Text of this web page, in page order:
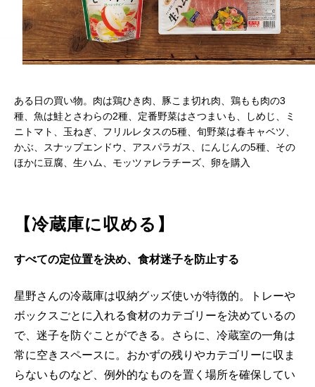
ある日の買い物。肉は鶏ひき肉、豚こま切れ肉、鶏もも肉の3
種、魚は鮭とさわらの2種、定番野菜はさつまいも、しめじ、ミ
ニトマト、玉ねぎ、フリルレタスの5種、旬野菜は春キャベツ、
かぶ、スナップエンドウ、アスパラガス、にんじんの5種、その
ほかに豆腐、生ハム、モッツァレラチーズ、卵を購入
【冷蔵庫に収める】
すべての定位置を決め、食材迷子を防止する
星野さんの冷蔵庫は収納グッズ使いが特徴的。トレーや
ボックスごとに入れる食材のカテゴリーを決めているの
で、迷子を防ぐことができる。さらに、冷蔵室の一角は
常に空きスペースに。おかずの残りやカテゴリーに収ま
らないものなど、例外的なものを置く場所を確保してい